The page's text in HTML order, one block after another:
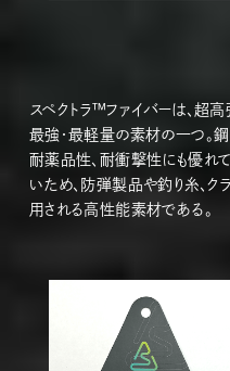
スペクトラ™ファイバーは、超
最強・最軽量の素材の一つ。
耐薬品性、耐衝撃性にも優れ
いため、防弾製品や釣り糸、ク
用される高性能素材である。